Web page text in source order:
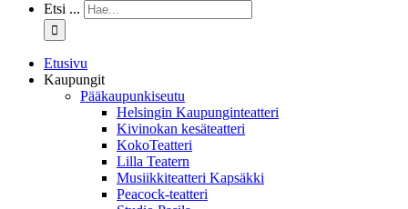
Etsi ...
Etusivu
Kaupungit
Pääkaupunkiseutu
Helsingin Kaupunginteatteri
Kivinokan kesäteatteri
KokoTeatteri
Lilla Teatern
Musiikkiteatteri Kapsäkki
Peacock-teatteri